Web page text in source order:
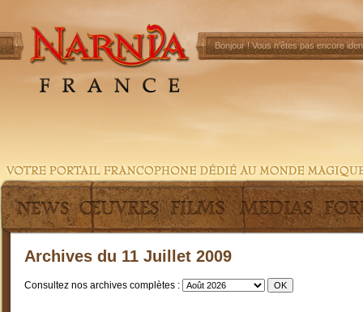
Bonjour !Vous n'êtes pas encore
Archives du 11 Juillet 2009
Consultez nos archives complètes :